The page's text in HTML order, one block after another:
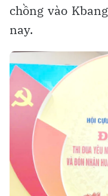
chồng vào
nay.